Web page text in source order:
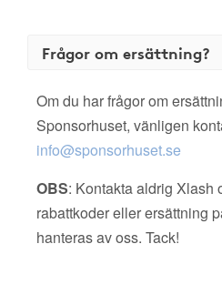
Frågor om ersättning?
Om du har frågor om
Sponsorhuset, vänligen
info@sponsorhuset.se
OBS: Kontakta aldrig Xlash
rabattkoder eller ersättning
hanteras av oss. Tack!